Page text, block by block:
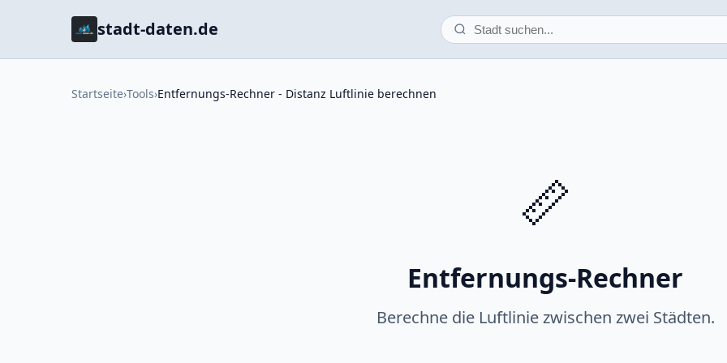
stadt-daten.de
Startseite›Tools›Entfernungs-Rechner - Distanz Luftlinie berechnen
📏
Entfernungs-Rechner
Berechne die Luftlinie zwischen zwei Städten.